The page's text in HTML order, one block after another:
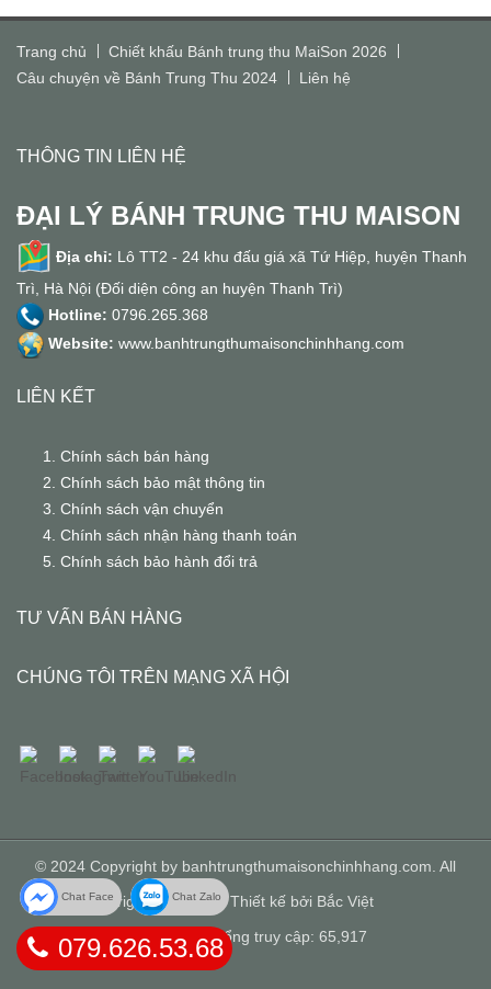
Trang chủ
Chiết khấu Bánh trung thu MaiSon 2026
Câu chuyện về Bánh Trung Thu 2024
Liên hệ
THÔNG TIN LIÊN HỆ
ĐẠI LÝ BÁNH TRUNG THU MAISON
Địa chỉ: Lô TT2 - 24 khu đấu giá xã Tứ Hiệp, huyện Thanh
Trì, Hà Nội (Đối diện công an huyện Thanh Trì)
Hotline: 0796.265.368
Website: www.banhtrungthumaisonchinhhang.com
LIÊN KẾT
Chính sách bán hàng
Chính sách bảo mật thông tin
Chính sách vận chuyển
Chính sách nhận hàng thanh toán
Chính sách bảo hành đổi trả
TƯ VẤN BÁN HÀNG
CHÚNG TÔI TRÊN MẠNG XÃ HỘI
© 2024 Copyright by banhtrungthumaisonchinhhang.com. All
rights reserved.Thiết kế bởi Bắc Việt
Hôm nay: 2 Tổng truy cập: 65,917
Chat Face Chat Zalo
079.626.53.68